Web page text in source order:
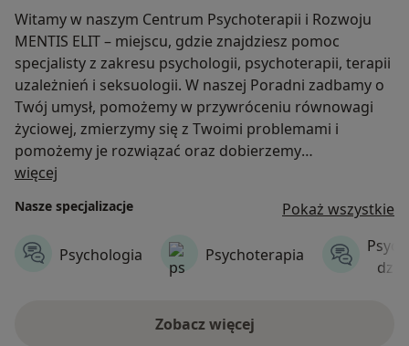
Witamy w naszym Centrum Psychoterapii i Rozwoju
MENTIS ELIT – miejscu, gdzie znajdziesz pomoc
specjalisty z zakresu psychologii, psychoterapii, terapii
uzależnień i seksuologii. W naszej Poradni zadbamy o
Twój umysł, pomożemy w przywróceniu równowagi
życiowej, zmierzymy się z Twoimi problemami i
pomożemy je rozwiązać oraz dobierzemy
odpowiednią metodę leczenia. Gwarantujemy
dyskrecję.
więcej
Nasze specjalizacje Pokaż wszystkie
Psychologia Psychoterapia
Zobacz więcej